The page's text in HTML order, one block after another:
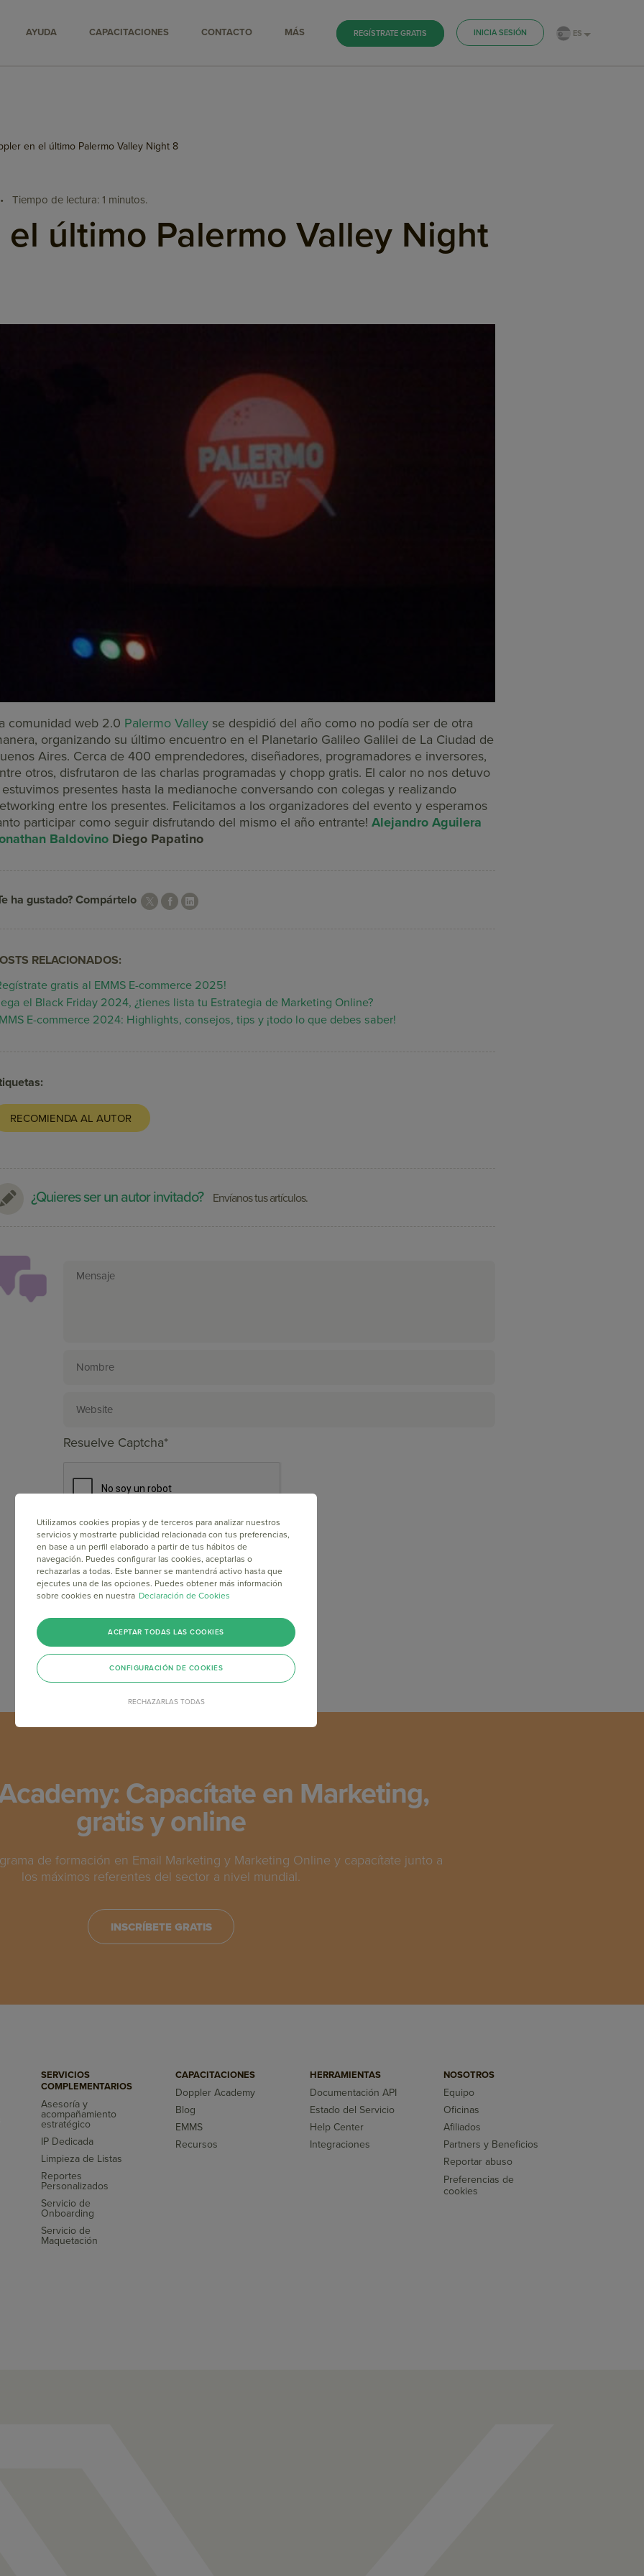
AYUDA CAPACITACIONES CONTACTO MÁS REGÍSTRATE GRATIS INICIA SESIÓN ES
en el último Palermo Valley Night 8
• Tiempo de lectura: 1 minutos.
último Palermo Valley Night
comunidad web 2.0 Palermo Valley se despidió del año como no podía ser de otra
organizando su último encuentro en el Planetario Galileo Galilei de La Ciudad de
Aires. Cerca de 400 emprendedores, diseñadores, programadores e inversores,
otros, disfrutaron de las charlas programadas y chopp gratis. El calor no nos detuvo
presentes hasta la medianoche conversando con colegas y realizando
entre los presentes. Felicitamos a los organizadores del evento y esperamos
participar como seguir disfrutando del mismo el año entrante! Alejandro Aguilera
Baldovino Diego Papatino
ha gustado? Compártelo
RELACIONADOS:
gratis al EMMS E-commerce 2025!
el Black Friday 2024, ¿tienes lista tu Estrategia de Marketing Online?
E-commerce 2024: Highlights, consejos, tips y ¡todo lo que debes saber!
RECOMIENDA AL AUTOR
¿Quieres ser un autor invitado? Envíanos tus artículos.
Resuelve Captcha*
Capacítate en Marketing,
gratis y online
de formación en Email Marketing y Marketing Online y capacítate junto a
los máximos referentes del sector a nivel mundial.
INSCRÍBETE GRATIS
SERVICIOS
COMPLEMENTARIOS
Asesoría y
acompañamiento
estratégico
IP Dedicada
Limpieza de Listas
Reportes
Personalizados
Servicio de
Onboarding
Servicio de
Maquetación
CAPACITACIONES
Doppler Academy
Blog
EMMS
Recursos
HERRAMIENTAS
Documentación API
Estado del Servicio
Help Center
Integraciones
NOSOTROS
Equipo
Oficinas
Afiliados
Partners y Beneficios
Reportar abuso
Preferencias de
cookies
Utilizamos cookies propias y de terceros para analizar nuestros
servicios y mostrarte publicidad relacionada con tus preferencias,
en base a un perfil elaborado a partir de tus hábitos de
navegación. Puedes configurar las cookies, aceptarlas o
rechazarlas a todas. Este banner se mantendrá activo hasta que
ejecutes una de las opciones. Puedes obtener más información
sobre cookies en nuestra Declaración de Cookies
RECHAZARLAS TODAS
ACEPTAR TODAS LAS COOKIES
CONFIGURACIÓN DE COOKIES